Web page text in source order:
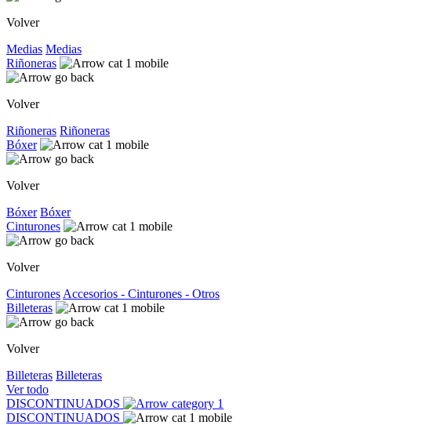
Volver
Medias Medias
Riñoneras
Volver
Riñoneras Riñoneras
Bóxer
Volver
Bóxer Bóxer
Cinturones
Volver
Cinturones Accesorios - Cinturones - Otros
Billeteras
Volver
Billeteras Billeteras
Ver todo
DISCONTINUADOS
DISCONTINUADOS